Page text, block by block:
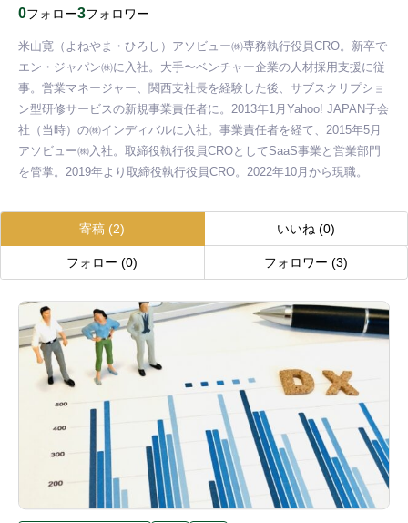
0フォロー3フォロワー
米山寛（よねやま・ひろし）アソビュー㈱専務執行役員CRO。新卒で
エン・ジャパン㈱に入社。大手〜ベンチャー企業の人材採用支援に従
事。営業マネージャー、関西支社長を経験した後、サブスクリプショ
ン型研修サービスの新規事業責任者に。2013年1月Yahoo! JAPAN子会
社（当時）の㈱インディバルに入社。事業責任者を経て、2015年5月
アソビュー㈱入社。取締役執行役員CROとしてSaaS事業と営業部門
を管掌。2019年より取締役執行役員CRO。2022年10月から現職。
寄稿 (2) いいね (0)
フォロー (0) フォロワー (3)